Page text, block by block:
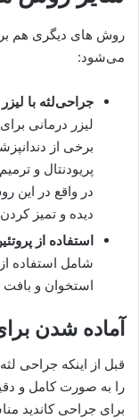
روش های دیگری هم
می‌شود:
جراحیلثه با
لیزر درمانی
برخی از
پریودنتال و
در واقع در این
دیده و تمیز
استفاده از
شامل استفاده
استخوان و
آماده شدن
قبل از اینکه جراحی
را به صورت کامل و
برای جراحی کاندید